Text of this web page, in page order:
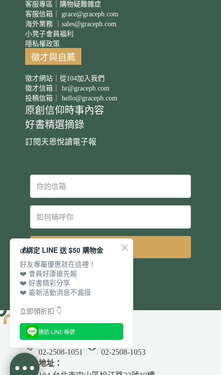
客服專區｜購物疑難雜症
客服信箱｜ grace@graceph.com
海外業務 ｜ sales@graceph.com
小凳子會員福利
隱私權政策
徵才與自薦
徵才網站｜從104加入我們
徵才信箱｜ hr@graceph.com
投稿信箱｜ hello@graceph.com
原創信仰時事內容
好書精選摘錄
訂閱天恩悅讀電子報
立即訂閱
電話：
02-2508-1051
傳真：
02-2508-1053
地址：
💰綁定 LINE 送 $50 購物金
好友專屬優惠就在這裡！
❤️ 會員好康搶先報
❤️ 好書精彩分享
❤️ 最新活動消息不漏接
立即領折扣 👇
連結 LINE 帳號